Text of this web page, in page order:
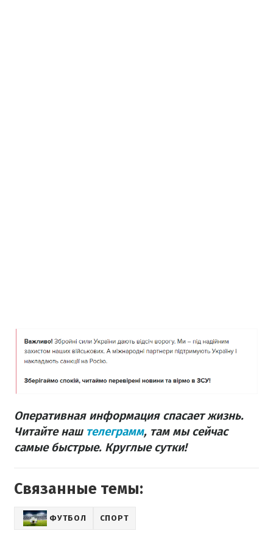
Оперативная информация спасает жизнь.
Читайте наш телеграмм, там мы сейчас
самые быстрые. Круглые сутки!
Связанные темы:
ФУТБОЛ СПОРТ